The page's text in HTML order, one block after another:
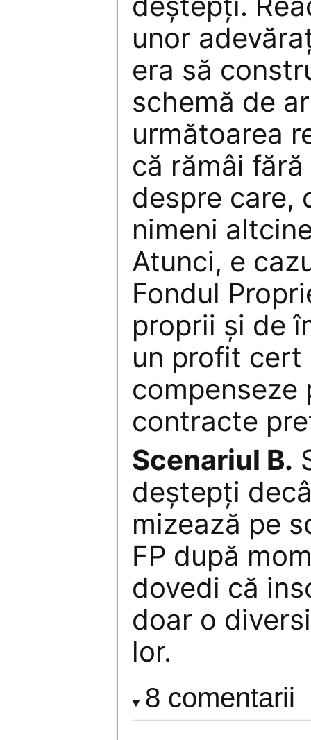
unor
era să
schemă de
următoarea
că rămâi
despre care,
nimeni
Atunci, e
Fondul
proprii şi de
un profit cert
compenseze
contracte
Scenariul B.
deştepţi
mizează pe
FP după
dovedi că
doar o
lor.
8 comentarii